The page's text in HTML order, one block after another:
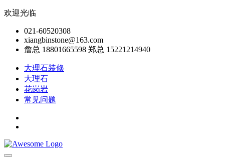
欢迎光临
021-60520308
xiangbinstone@163.com
詹总 18801665598 郑总 15221214940
大理石装修
大理石
花岗岩
常见问题